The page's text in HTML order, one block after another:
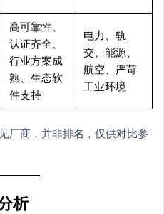
高可靠性、
认证齐全、
行业方案成
熟、生态软
件支持
电力、轨
交、能源、
航空、严苛
工业环境
厂商，并非排名，仅供对比参
析